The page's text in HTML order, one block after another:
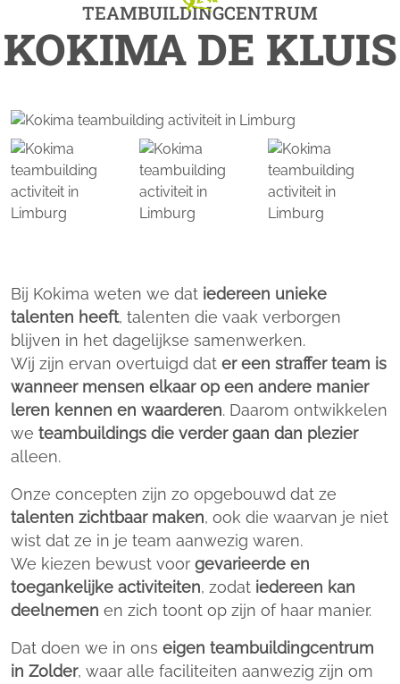
TEAMBUILDINGCENTRUM
KOKIMA DE KLUIS
Bij Kokima weten we dat iedereen unieke
talenten heeft, talenten die vaak verborgen
blijven in het dagelijkse samenwerken.
Wij zijn ervan overtuigd dat er een straffer team is
wanneer mensen elkaar op een andere manier
leren kennen en waarderen. Daarom ontwikkelen
we teambuildings die verder gaan dan plezier
alleen.
Onze concepten zijn zo opgebouwd dat ze
talenten zichtbaar maken, ook die waarvan je niet
wist dat ze in je team aanwezig waren.
We kiezen bewust voor gevarieerde en
toegankelijke activiteiten, zodat iedereen kan
deelnemen en zich toont op zijn of haar manier.
Dat doen we in ons eigen teambuildingcentrum
in Zolder, waar alle faciliteiten aanwezig zijn om